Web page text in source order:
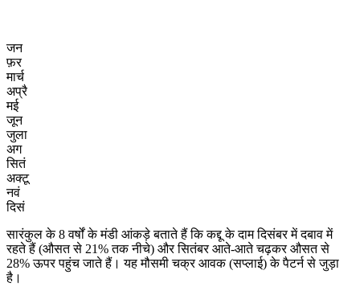
जन
फ़र
मार्च
अप्रै
मई
जून
जुला
अग
सितं
अक्टू
नवं
दिसं
सारंकुल के 8 वर्षों के मंडी आंकड़े बताते हैं कि कद्दू के दाम दिसंबर में दबाव में
रहते हैं (औसत से 21% तक नीचे) और सितंबर आते-आते चढ़कर औसत से
28% ऊपर पहुंच जाते हैं। यह मौसमी चक्र आवक (सप्लाई) के पैटर्न से जुड़ा
है।